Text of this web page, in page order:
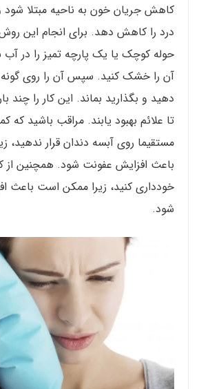
کاهش جریان خون به ناحیه مبتلا شود
درد را کاهش دهد. برای انجام این
حوله کوچک یا یک پارچه تمیز را در
آن را خشک کنید. سپس آن را روی گونه
دهید و بگذارید بماند. این کار را چند
تا علائم بهبود یابند. مراقب باشید که
مستقیما روی آبسه دندان قرار ندهید،
باعث افزایش عفونت شود. همچنین از
خودداری کنید، زیرا ممکن است باعث
شود.